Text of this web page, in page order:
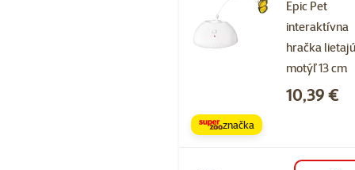
Epic Pet
interaktívna
hračka
motýľ 13 cm
Cena
10,39 €
značka